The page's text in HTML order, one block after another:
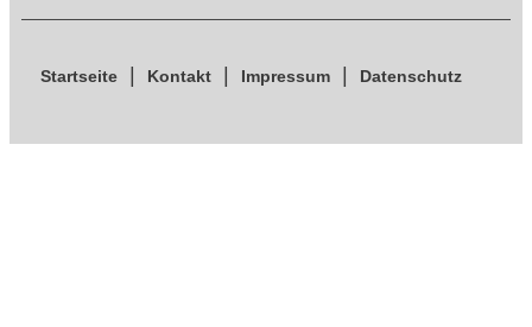
Startseite Kontakt Impressum Datenschutz